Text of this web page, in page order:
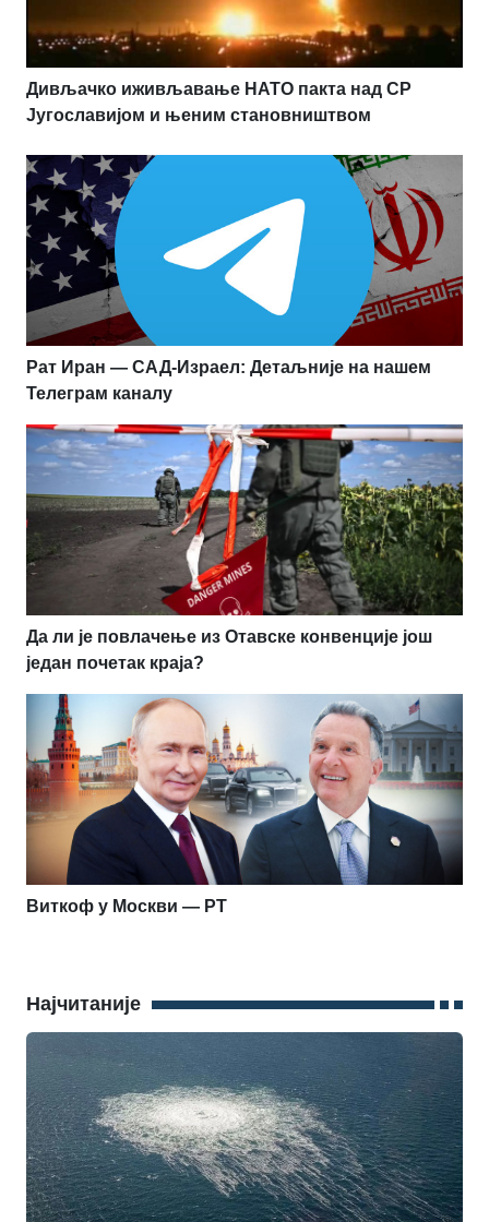
Дивљачко иживљавање НАТО пакта над СР
Југославијом и њеним становништвом
Рат Иран — САД-Израел: Детаљније на нашем
Телеграм каналу
Да ли је повлачење из Отавске конвенције још
један почетак краја?
Виткоф у Москви — РТ
Најчитаније